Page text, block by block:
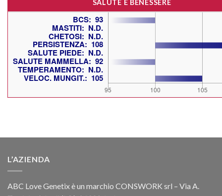
SALUTE E BENESSERE
L’AZIENDA
ABC Love Genetix è un marchio CONSWORK srl – Via A.